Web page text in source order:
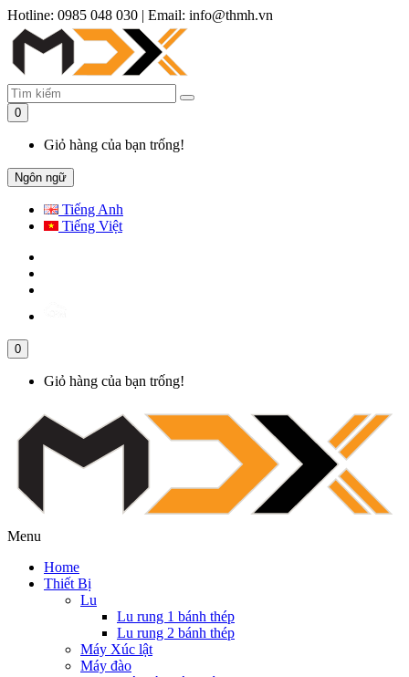
Hotline: 0985 048 030 | Email: info@thmh.vn
0
Giỏ hàng của bạn trống!
Ngôn ngữ
Tiếng Anh
Tiếng Việt
0
Giỏ hàng của bạn trống!
Menu
Home
Thiết Bị
Lu
Lu rung 1 bánh thép
Lu rung 2 bánh thép
Máy Xúc lật
Máy đào